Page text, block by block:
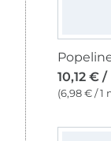
10,12 €
(6,98 € / 1